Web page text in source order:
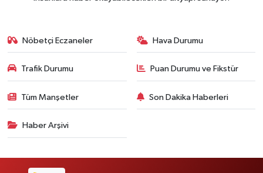
Nöbetçi Eczaneler Hava Durumu
Trafik Durumu Puan Durumu ve Fikstür
Tüm Manşetler Son Dakika Haberleri
Haber Arşivi